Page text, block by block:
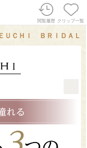
閲覧履歴 クリップ一覧
ＵＣＨＩ ＢＲＩＤＡＬ